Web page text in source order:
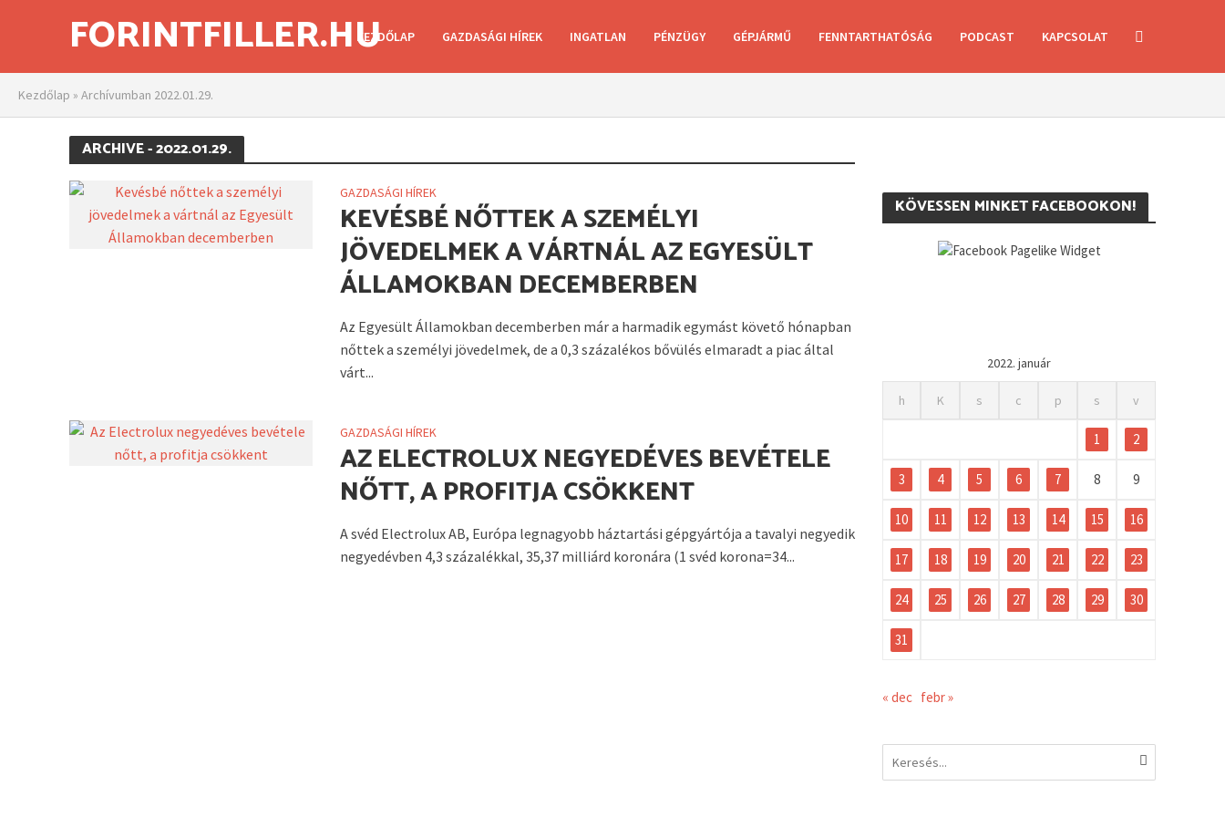
FORINTFILLER.HUKEZDŐLAP GAZDASÁGI HÍREK INGATLAN PÉNZÜGY GÉPJÁRMŰ FENNTARTHATÓSÁG PODCAST KAPCSOLAT
Kezdőlap » Archívumban 2022.01.29.
ARCHIVE - 2022.01.29.
GAZDASÁGI HÍREK
KEVÉSBÉ NŐTTEK A SZEMÉLYI
JÖVEDELMEK A VÁRTNÁL AZ EGYESÜLT
ÁLLAMOKBAN DECEMBERBEN
Az Egyesült Államokban decemberben már a harmadik egymást követő hónapban
nőttek a személyi jövedelmek, de a 0,3 százalékos bővülés elmaradt a piac által
várt...
GAZDASÁGI HÍREK
AZ ELECTROLUX NEGYEDÉVES BEVÉTELE
NŐTT, A PROFITJA CSÖKKENT
A svéd Electrolux AB, Európa legnagyobb háztartási gépgyártója a tavalyi negyedik
negyedévben 4,3 százalékkal, 35,37 milliárd koronára (1 svéd korona=34...
KÖVESSEN MINKET FACEBOOKON!
2022. január
h K s c p s v
1 2
3 4 5 6 7 8 9
10 11 12 13 14 15 16
17 18 19 20 21 22 23
24 25 26 27 28 29 30
31
« dec febr »